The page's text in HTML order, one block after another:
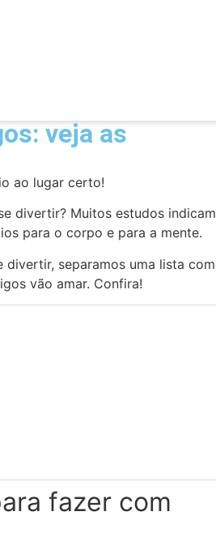
veja as
ao lugar certo!
divertir? Muitos estudos indicam
para o corpo e para a mente.
separamos uma lista com
vão amar. Confira!
fazer com